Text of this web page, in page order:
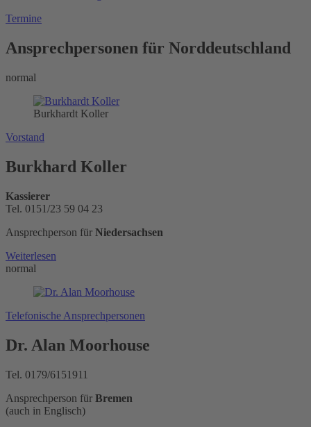
Termine
Ansprechpersonen für Norddeutschland
normal
Burkhardt Koller
Vorstand
Burkhard Koller
Kassierer
Tel. 0151/23 59 04 23
Ansprechperson für Niedersachsen
Weiterlesen
normal
Telefonische Ansprechpersonen
Dr. Alan Moorhouse
Tel. 0179/6151911
Ansprechperson für Bremen
(auch in Englisch)